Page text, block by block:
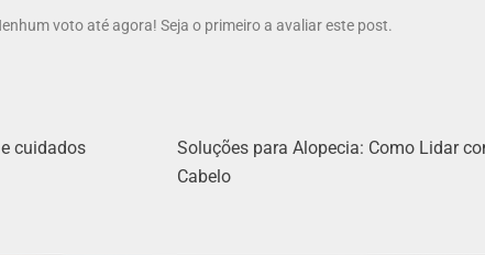
voto até agora! Seja o primeiro a avaliar este post.
cuidados
Soluções para Alopecia: Como Lidar
Cabelo